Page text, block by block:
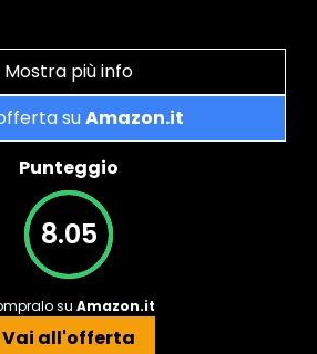
Mostra più info
suAmazon.it
Punteggio
8.05
su Amazon.it
Vai all'offerta